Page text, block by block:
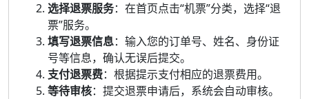
选择退票服务：在首页点击“机票”分类，选择“退
票”服务。
填写退票信息：输入您的订单号、姓名、身份证
号等信息，确认无误后提交。
支付退票费：根据提示支付相应的退票费用。
等待审核：提交退票申请后，系统会自动审核。